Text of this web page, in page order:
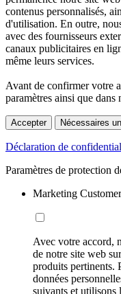
contenus personnalisés,
d'utilisation. En outre,
avec des fournisseurs
canaux publicitaires en
même leurs services.
Avant de confirmer votre
paramètres ainsi que dans
Accepter Nécessaires
Déclaration de
Paramètres de protection
Marketing
Avec votre accord,
de notre site web
produits pertinents.
données
suivants et utilisons